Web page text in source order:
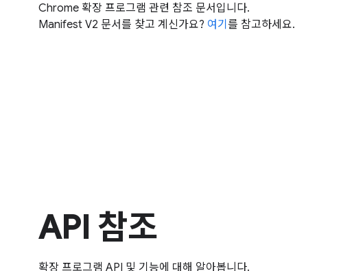
Chrome 확장 프로그램 관련 참조 문서입니다.
Manifest V2 문서를 찾고 계신가요? 여기 를 참고하세요.
API 참조
확장 프로그램 API 및 기능에 대해 알아봅니다.